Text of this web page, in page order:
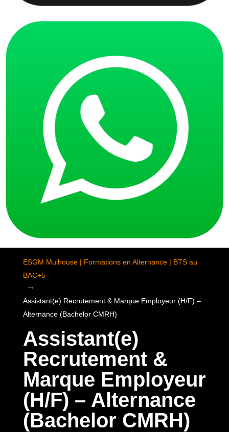
ESGM Mulhouse | Formations en Alternance | BTS au
BAC+5
$
Assistant(e) Recrutement & Marque Employeur (H/F) –
Alternance (Bachelor CMRH)
Assistant(e)
Recrutement &
Marque Employeur
(H/F) – Alternance
(Bachelor CMRH)